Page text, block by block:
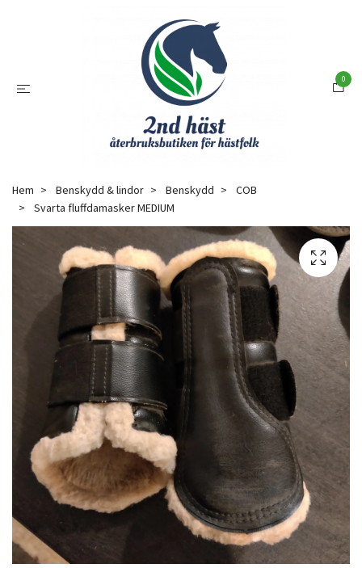
0
Hem Benskydd & lindor Benskydd
COB
Svarta fluffdamasker MEDIUM